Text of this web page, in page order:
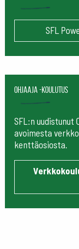
SFL
Ohjaaja -koulutus
SFL:n uudistunut
avoimesta
kenttäosiosta.